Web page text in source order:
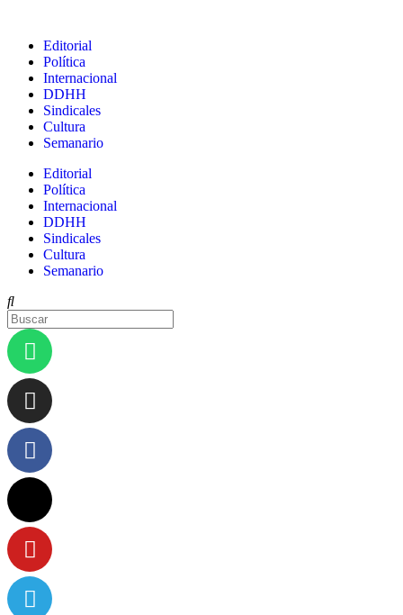
Editorial
Política
Internacional
DDHH
Sindicales
Cultura
Semanario
Editorial
Política
Internacional
DDHH
Sindicales
Cultura
Semanario